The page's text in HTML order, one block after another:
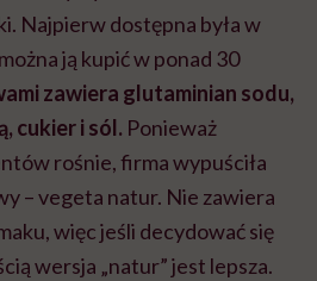
Najpierw dostępna była w
ją kupić w ponad 30
zawiera glutaminian sodu,
cukier i sól. Ponieważ
rośnie, firma wypuściła
– vegeta natur. Nie zawiera
więc jeśli decydować się
wersja „natur” jest lepsza.